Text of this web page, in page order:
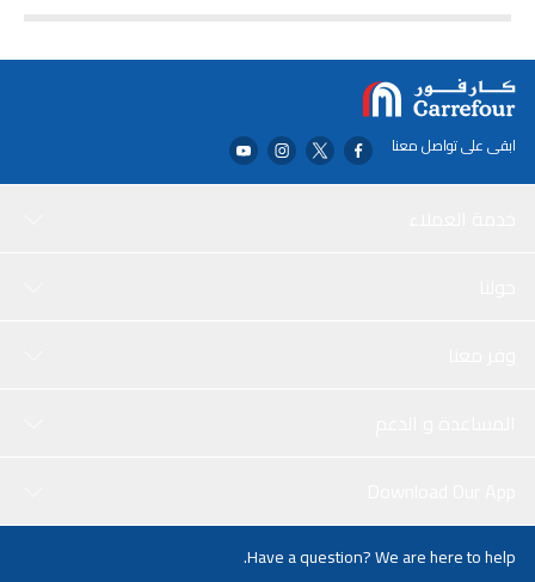
ابقى على تواصل معنا
Have a question? We are here to help.